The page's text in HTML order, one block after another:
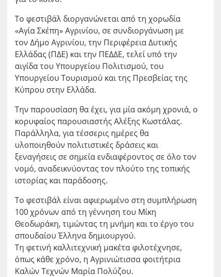
Το φεστιβάλ διοργανώνεται από τη χορωδία
«Αγία Σκέπη» Αγρινίου, σε συνδιοργάνωση με
τον Δήμο Αγρινίου, την Περιφέρεια Δυτικής
Ελλάδας (ΠΔΕ) και την ΠΕΔΔΕ, τελεί υπό την
αιγίδα του Υπουργείου Πολιτισμού, του
Υπουργείου Τουρισμού και της Πρεσβείας της
Κύπρου στην Ελλάδα.
Την παρουσίαση θα έχει, για μία ακόμη χρονιά, ο
κορυφαίος παρουσιαστής Αλέξης Κωστάλας.
Παράλληλα, για τέσσερις ημέρες θα
υλοποιηθούν πολιτιστικές δράσεις και
ξεναγήσεις σε σημεία ενδιαφέροντος σε όλο τον
νομό, αναδεικνύοντας τον πλούτο της τοπικής
ιστορίας και παράδοσης.
Το φεστιβάλ είναι αφιερωμένο στη συμπλήρωση
100 χρόνων από τη γέννηση του Μίκη
Θεοδωράκη, τιμώντας τη μνήμη και το έργο του
σπουδαίου Έλληνα δημιουργού.
Τη φετινή καλλιτεχνική μακέτα φιλοτέχνησε,
όπως κάθε χρόνο, η Αγρινιώτισσα φοιτήτρια
Καλών Τεχνών Μαρία Πολύζου.